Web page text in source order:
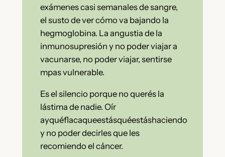
exámenes casi semanales de sangre,
el susto de ver cómo va bajando la
hegmoglobina. La angustia de la
inmunosupresión y no poder viajar a
vacunarse, no poder viajar, sentirse
mpas vulnerable.
Es el silencio porque no querés la
lástima de nadie. Oír
ayquéflacaqueestásquéestáshaciendo
y no poder decirles que les
recomiendo el cáncer.